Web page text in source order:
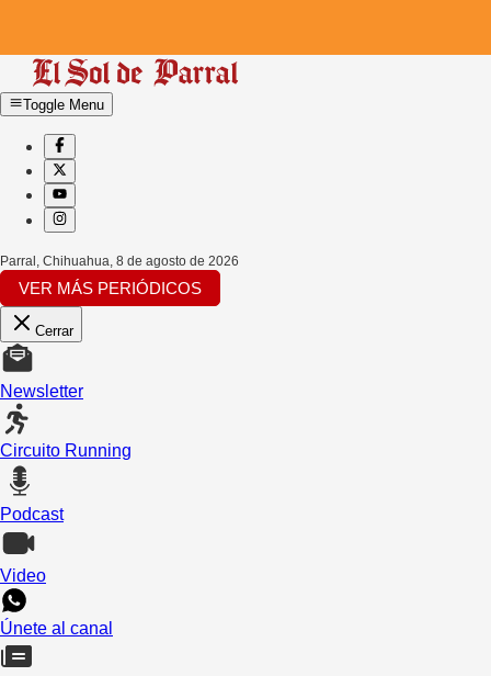
Toggle Menu
Parral, Chihuahua 8 de agosto de 2026
VER MÁS PERIÓDICOS
Cerrar
Newsletter
Circuito Running
Podcast
Video
Únete al canal